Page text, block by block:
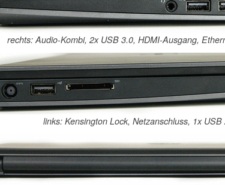
rechts: Audio-Kombi, 2x USB 3.0, HDMI-Ausgang,
links: Kensington Lock, Netzanschluss, 1x